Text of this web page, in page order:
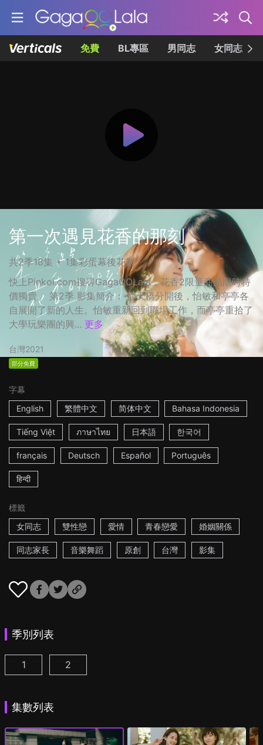
免費 BL專區 男同志 女同志
第一次遇見花香的那刻
共2季18集 + 1集彩蛋幕後花絮
快上Pinkoi.com搜尋GagaOOLala，花香2限量商品限時特
價獨賣。 第2季 影集簡介： 從天橋分開後，怡敏和亭亭各
自展開了新的人生。怡敏重新回到職場工作，而亭亭重拾了
大學玩樂團的興... 更多
台灣2021
部分免費
字幕
English
繁體中文 简体中文 Bahasa Indonesia
Tiếng Việt ภาษาไทย 日本語 한국어
français Deutsch Español Português
हिन्दी
標籤
女同志
雙性戀 愛情 青春戀愛 婚姻關係
同志家長 音樂舞蹈 原創 台灣 影集
季別列表
第一次遇見花香的那刻 第1季 第1集
1 第一次遇見花香的那刻 第2季 第1集
2
集數列表